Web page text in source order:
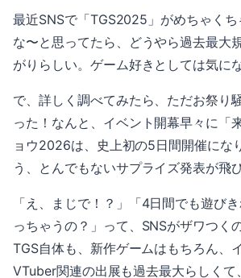
最近SNSで「TGS2025」がめちゃく
な〜と思ってたら、どうやら過去最大
がりらしい。ゲーム好きとしては気に
で、詳しく調べてみたら、ただお祭り
った！なんと、イベント開幕早々に「
ョウ2026は、史上初の5日間開催にな
う、とんでもないサプライズ発表が飛
「え、まじで！？」「4日間でも遊び
っちゃうの？」って、SNSがザワつく
TGS自体も、新作ゲームはもちろん、
VTuber関連の出展も過去最大らしくて